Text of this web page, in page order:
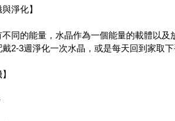
與淨化】
同的能量，水晶作為一個能量的載體以
2-3週淨化一次水晶，或是每天回到家取